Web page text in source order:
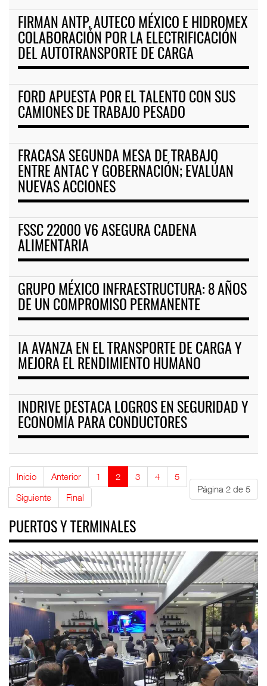
FIRMAN ANTP, AUTECO MÉXICO E HIDROMEX
COLABORACIÓN POR LA ELECTRIFICACIÓN
DEL AUTOTRANSPORTE DE CARGA
FORD APUESTA POR EL TALENTO CON SUS
CAMIONES DE TRABAJO PESADO
FRACASA SEGUNDA MESA DE TRABAJO
ENTRE ANTAC Y GOBERNACIÓN; EVALÚAN
NUEVAS ACCIONES
FSSC 22000 V6 ASEGURA CADENA
ALIMENTARIA
GRUPO MÉXICO INFRAESTRUCTURA: 8 AÑOS
DE UN COMPROMISO PERMANENTE
IA AVANZA EN EL TRANSPORTE DE CARGA Y
MEJORA EL RENDIMIENTO HUMANO
INDRIVE DESTACA LOGROS EN SEGURIDAD Y
ECONOMÍA PARA CONDUCTORES
Página 2 de 5
Inicio Anterior 1 2 3 4
5
Siguiente
Final
PUERTOS Y TERMINALES